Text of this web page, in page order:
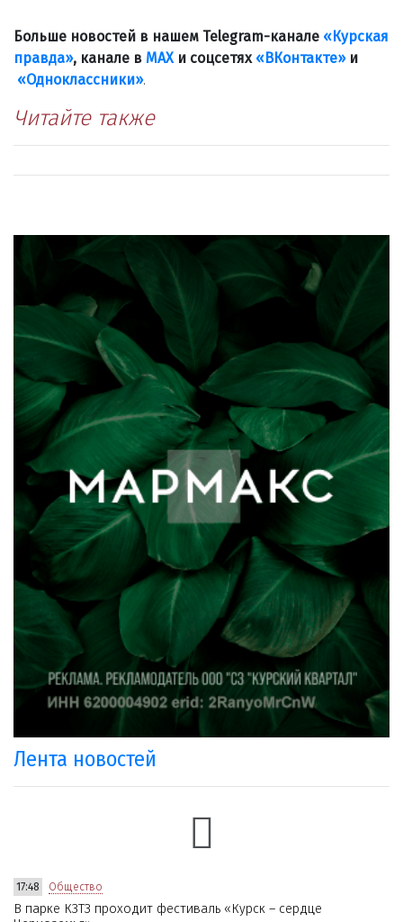
Больше новостей в нашем Telegram-канале «Курская
правда», канале в МАХи соцсетях «ВКонтакте»и
«Одноклассники».
Читайте также
Лента новостей
17:48 Общество
В парке КЗТЗ проходит фестиваль «Курск – сердце